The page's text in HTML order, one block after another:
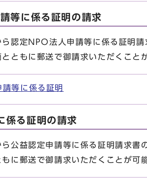
等に係る証明の請求
認定NPO法人申請等に係る証明
ともに郵送で御請求いただくこと
等に係る証明
係る証明の請求
公益認定申請等に係る証明請求書
に郵送で御請求いただくことが可